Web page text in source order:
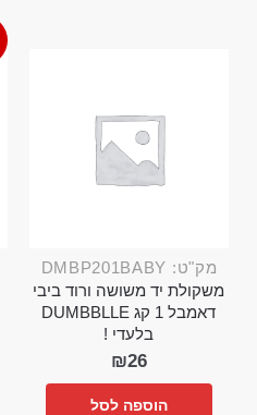
מק"ט: DMBP201BABY
משקולת יד משושה ורוד ביבי
דאמבל 1 קג DUMBBLLE
בלעדי !
₪26
הוספה לסל